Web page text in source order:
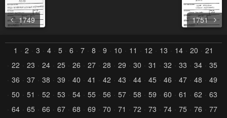
1749 1751
1 2 3 4 5 6 7 8 9 10 11 12 13 14 20
21
22
23 24 25 26 27 28 29 30 31 32 33 34
35
36
37 38 39 40 41 42 43 44 45 46 47 48
49
50
51 52 53 54 55 56 57 58 59 60 61 62
63
64
65 66 67 68 69 70 71 72 73 74 75 76
77